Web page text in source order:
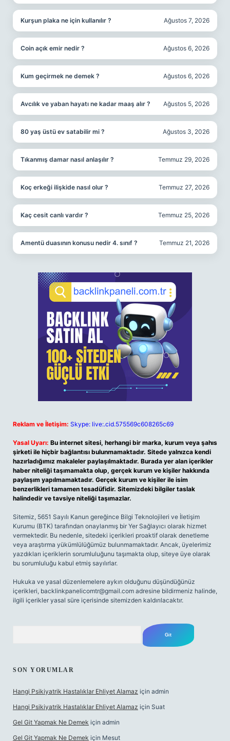
Kurşun plaka ne için kullanılır ? Ağustos 7, 2026
Coin açık emir nedir ? Ağustos 6, 2026
Kum geçirmek ne demek ? Ağustos 6, 2026
Avcılık ve yaban hayatı ne kadar maaş alır ? Ağustos 5, 2026
80 yaş üstü ev satabilir mi ? Ağustos 3, 2026
Tıkanmış damar nasıl anlaşılır ? Temmuz 29, 2026
Koç erkeği ilişkide nasıl olur ? Temmuz 27, 2026
Kaç cesit canlı vardır ? Temmuz 25, 2026
Amentü duasının konusu nedir 4. sınıf ? Temmuz 21, 2026
Reklam ve İletişim: Skype: live:.cid.575569c608265c69
Yasal Uyarı: Bu internet sitesi, herhangi bir marka, kurum veya şahıs
şirketi ile hiçbir bağlantısı bulunmamaktadır. Sitede yalnızca kendi
hazırladığımız makaleler paylaşılmaktadır. Burada yer alan içerikler
haber niteliği taşımamakta olup, gerçek kurum ve kişiler hakkında
paylaşım yapılmamaktadır. Gerçek kurum ve kişiler ile isim
benzerlikleri tamamen tesadüfidir. Sitemizdeki bilgiler taslak
halindedir ve tavsiye niteliği taşımazlar.
Sitemiz, 5651 Sayılı Kanun gereğince Bilgi Teknolojileri ve İletişim
Kurumu (BTK) tarafından onaylanmış bir Yer Sağlayıcı olarak hizmet
vermektedir. Bu nedenle, sitedeki içerikleri proaktif olarak denetleme
veya araştırma yükümlülüğümüz bulunmamaktadır. Ancak, üyelerimiz
yazdıkları içeriklerin sorumluluğunu taşımakta olup, siteye üye olarak
bu sorumluluğu kabul etmiş sayılırlar.
Hukuka ve yasal düzenlemelere aykırı olduğunu düşündüğünüz
içerikleri, backlinkpanelicomtr@gmail.com adresine bildirmeniz halinde,
ilgili içerikler yasal süre içerisinde sitemizden kaldırılacaktır.
SON YORUMLAR
Hangi Psikiyatrik Hastalıklar Ehliyet Alamaz için admin
Hangi Psikiyatrik Hastalıklar Ehliyet Alamaz için Suat
Gel Git Yapmak Ne Demek için admin
Gel Git Yapmak Ne Demek için Mesut